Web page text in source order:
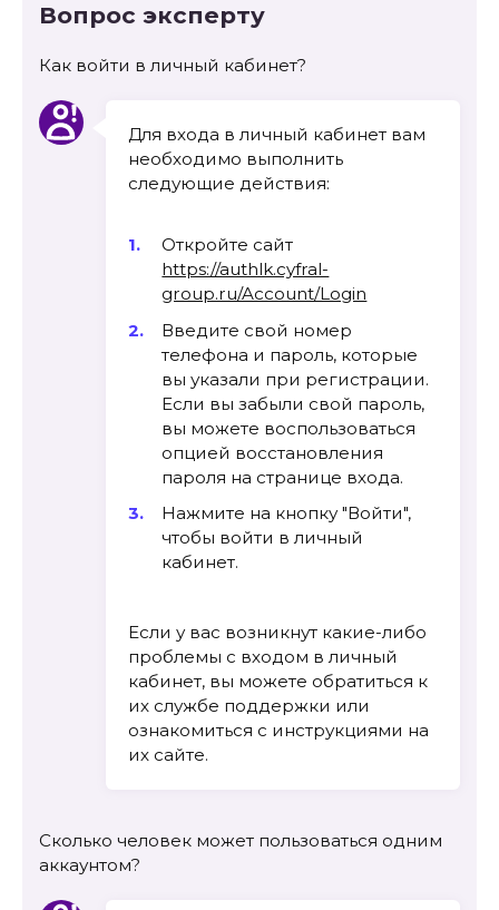
Вопрос эксперту
Как войти в личный кабинет?
Для входа в личный кабинет вам
необходимо выполнить
следующие действия:
Откройте сайт
https://authlk.cyfral-
group.ru/Account/Login
Введите свой номер
телефона и пароль, которые
вы указали при регистрации.
Если вы забыли свой пароль,
вы можете воспользоваться
опцией восстановления
пароля на странице входа.
Нажмите на кнопку "Войти",
чтобы войти в личный
кабинет.
Если у вас возникнут какие-либо
проблемы с входом в личный
кабинет, вы можете обратиться к
их службе поддержки или
ознакомиться с инструкциями на
их сайте.
Сколько человек может пользоваться одним
аккаунтом?